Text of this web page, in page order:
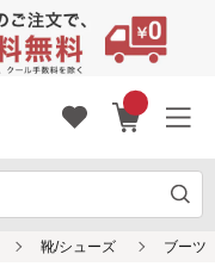
靴/シューズ ブーツ